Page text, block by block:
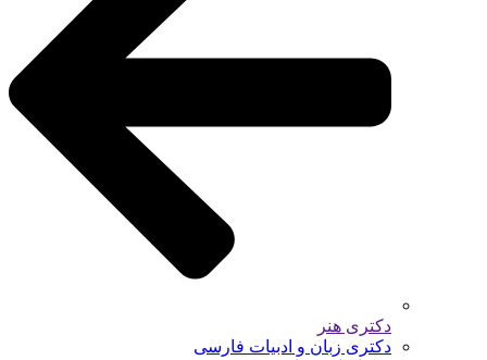
دکتری هنر
دکتری زبان و ادبیات فارسی